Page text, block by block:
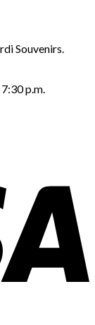
Souvenirs.
p.m.